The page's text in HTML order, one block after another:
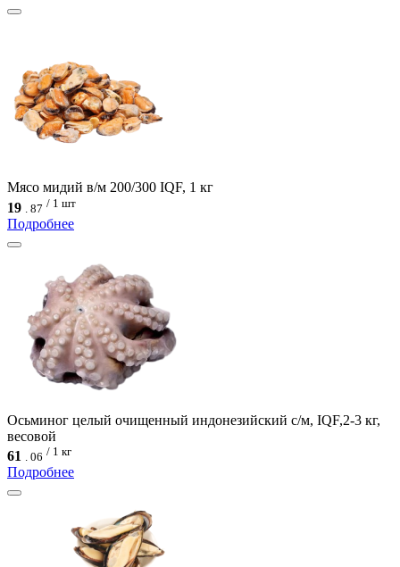
Мясо мидий в/м 200/300 IQF, 1 кг
19
87 / 1 шт
Подробнее
Осьминог целый очищенный индонезийский с/м, IQF,2-3 кг,
весовой
61 . 06 / 1 кг
Подробнее